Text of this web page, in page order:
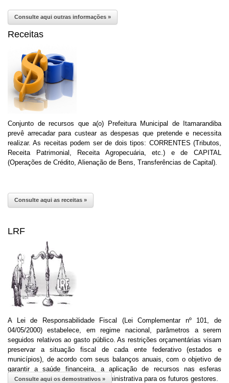
Consulte aqui outras informações »
Receitas
Conjunto de recursos que a(o) Prefeitura Municipal de Itamarandiba
prevê arrecadar para custear as despesas que pretende e necessita
realizar. As receitas podem ser de dois tipos: CORRENTES (Tributos,
Receita Patrimonial, Receita Agropecuária, etc.) e de CAPITAL
(Operações de Crédito, Alienação de Bens, Transferências de Capital).
Consulte aqui as receitas »
LRF
A Lei de Responsabilidade Fiscal (Lei Complementar nº 101, de
04/05/2000) estabelece, em regime nacional, parâmetros a serem
seguidos relativos ao gasto público. As restrições orçamentárias visam
preservar a situação fiscal de cada ente federativo (estados e
municípios), de acordo com seus balanços anuais, com o objetivo de
garantir a saúde financeira, a aplicação de recursos nas esferas
adequadas e uma boa herança administrativa para os futuros gestores.
Consulte aqui os demostrativos »